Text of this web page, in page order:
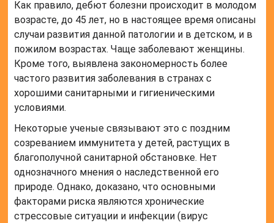
Как правило, дебют болезни происходит в молодом
возрасте, до 45 лет, но в настоящее время описаны
случаи развития данной патологии и в детском, и в
пожилом возрастах. Чаще заболевают женщины.
Кроме того, выявлена закономерность более
частого развития заболевания в странах с
хорошими санитарными и гигиеническими
условиями.
Некоторые ученые связывают это с поздним
созреванием иммунитета у детей, растущих в
благополучной санитарной обстановке. Нет
однозначного мнения о наследственной его
природе. Однако, доказано, что основными
факторами риска являются хронические
стрессовые ситуации и инфекции (вирус